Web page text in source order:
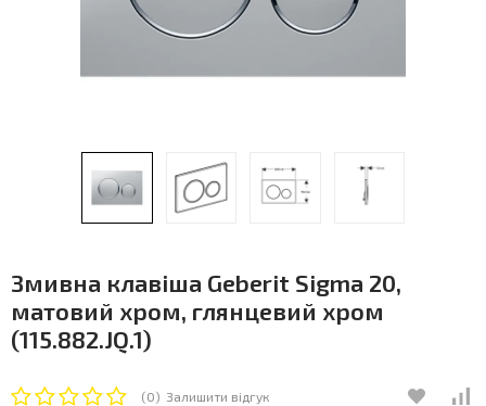
Змивна клавіша Geberit Sigma 20,
матовий хром, глянцевий хром
(115.882.JQ.1)
(0) Залишити відгук